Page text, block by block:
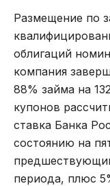
Размещение по
облигаций
компания
88% займа на
купонов
ставка Банка
состоянию на
периода, плюс